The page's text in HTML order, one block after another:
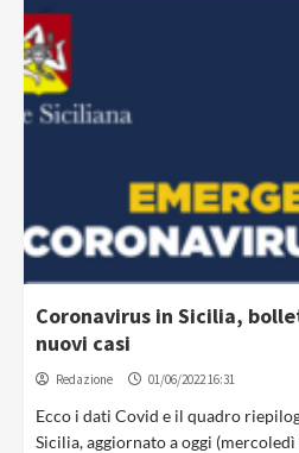
Coronavirus in Sicilia,
nuovi casi
Redazione 01/06/2022 16:31
Ecco i dati Covid e il quadro
Sicilia, aggiornato a oggi